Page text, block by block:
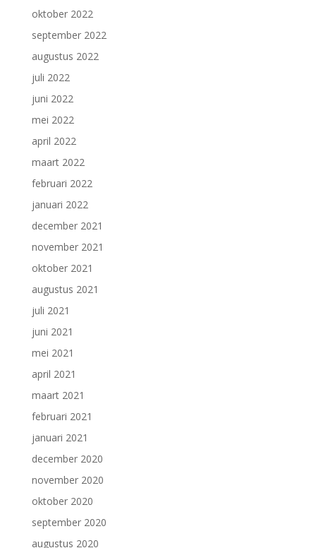
oktober 2022
september 2022
augustus 2022
juli 2022
juni 2022
mei 2022
april 2022
maart 2022
februari 2022
januari 2022
december 2021
november 2021
oktober 2021
augustus 2021
juli 2021
juni 2021
mei 2021
april 2021
maart 2021
februari 2021
januari 2021
december 2020
november 2020
oktober 2020
september 2020
augustus 2020